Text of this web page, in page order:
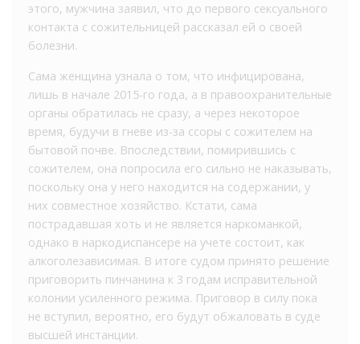
этого, мужчина заявил, что до первого сексуального
контакта с сожительницей рассказал ей о своей
болезни.
Сама женщина узнала о том, что инфицирована,
лишь в начале 2015-го года, а в правоохранительные
органы обратилась не сразу, а через некоторое
время, будучи в гневе из-за ссоры с сожителем на
бытовой почве. Впоследствии, помирившись с
сожителем, она попросила его сильно не наказывать,
поскольку она у него находится на содержании, у
них совместное хозяйство. Кстати, сама
пострадавшая хоть и не является наркоманкой,
однако в наркодиспансере на учете состоит, как
алкоголезависимая. В итоге судом принято решение
приговорить пинчанина к 3 годам исправительной
колонии усиленного режима. Приговор в силу пока
не вступил, вероятно, его будут обжаловать в суде
высшей инстанции.